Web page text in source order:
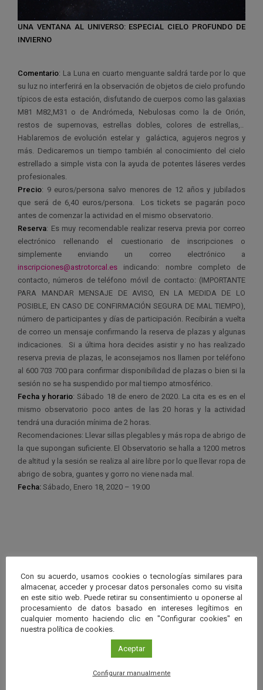
UNA VENTANA AL UNIVERSO: ESPECIAL CIELO PROFUNDO DE
INVIERNO
Comentario: La Luna en cuarto menguante saldrá tarde por lo que
su luz no interferirá en la observación de objetos de cielo profundo
típicos de esta estación, disfutando de cuerpos como las galaxias
M81 M82,M31 o de Andrómeda, Nebulosas como la de Orión,
restos de supernovas, estrellas dobles, colores de estrellas,..
Hablaremos de evolución estelar y galáctica, agujeros negros y
más. Dedicaremos un tiempo también al conocimiento del cielo
estrellado a simple vista con la ayuda de potentes láseres verdes
profesionales.
Precio: 9 euros/persona salvo menores de 12 años y jubilados
que será de 6,40 euros/persona. Los tickets se pagarán poco
antes de comenzar la actividad en el mismo observatorio.
Reserva: Es muy recomendable realizar reserva previa por correo
electrónico rellenando el cuestionario de inscripciones o
simplemente enviando un correo electrónico a
inscripciones@astrotorcal.es indicando: nombre completo de
contacto, números de teléfono móvil de contacto: (IMPORTANTE
PARA MANDAR MENSAJE DE AVISO, EN LA MEDIDA DE LO
POSIBLE, EN CASO DE CONFIRMACIÓN SEGURA DE MAL TIEMPO),
número de participantes y días de participación. Recibirán a vuelta
de correo un mensaje confirmando la reserva de plazas y algunas
indicaciones. Si a última hora decides asistir y no has realizado
reserva previa de plazas, le aconsejamos nos llamen por teléfono
al 600 703 700 para confirmar disponibilidad de plazas o bien si la
sesión no se ha suspendido por mal tiempo atmosférico.
Fecha y horario: Sábado 18 de enero de 2020. La cita es es en el
mismo observatorio poco antes de las 20 horas y la actividad
tendrá una duración mínima de 2 horas.
Recomendaciones: Llevar sillas plegables y más ropa de abrigo de
la que supongan suficiente. El Observatorio se halla a 1200 metros
de altitud y la sesión se realiza al aire libre por lo que llevar ropa de
abrigo de sobra, guantes y gorro no viene nada mal.
Fecha: Sábado, Enero 18, 2020 – 19:00
Observatorio Astronómico del Torcal
Centro
Paraje Natural del Torcal de Antequera
Plazas
Reservas en el teléfono 600 703 700
Email: inscripciones@astrotorcal.es /
Con su acuerdo, usamos cookies o tecnologías similares para
almacenar, acceder y procesar datos personales como su visita
en este sitio web. Puede retirar su consentimiento u oponerse al
procesamiento de datos basado en intereses legítimos en
cualquier momento haciendo clic en "Configurar cookies" en
nuestra política de cookies.
Aceptar
Configurar manualmente